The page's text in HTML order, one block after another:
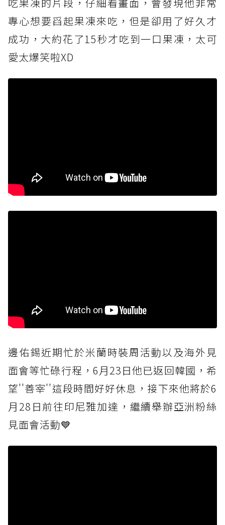
專心想要舀起果凍來吃，但是卻用了好久才
成功，大約花了15秒才吃到一口果凍，太可
愛太爆笑啦XD
邊佑錫近期忙於米蘭時裝周活動以及海外見
面會等忙碌行程，6月23日他已返回韓國，希
望''善宰''這段時間好好休息，接下來他將於6
月28日前往印尼雅加達，繼續舉辦亞洲粉絲
見面會活動💙